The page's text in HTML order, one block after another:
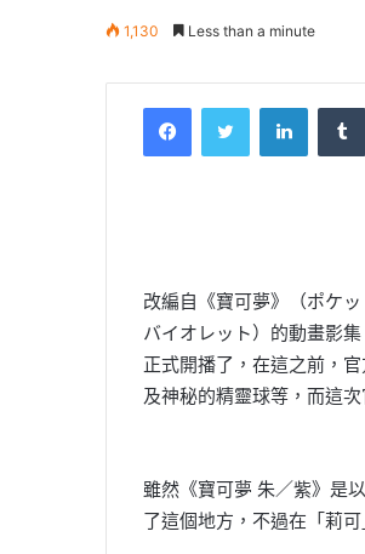
1,130 Less than a minute
FacebookTwitter LinkedIn
改編自《寶可夢》（ポケ
バイオレット）的動畫影
正式開播了，在這之前，
及神秘的精靈球等，而這
雖然《寶可夢 朱／紫》是
了這個地方，不過在「莉